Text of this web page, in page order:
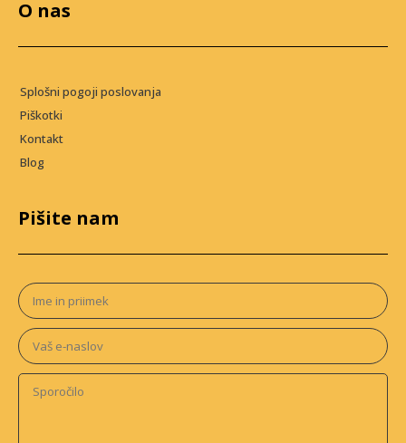
O nas
Splošni pogoji poslovanja
Piškotki
Kontakt
Blog
Pišite nam